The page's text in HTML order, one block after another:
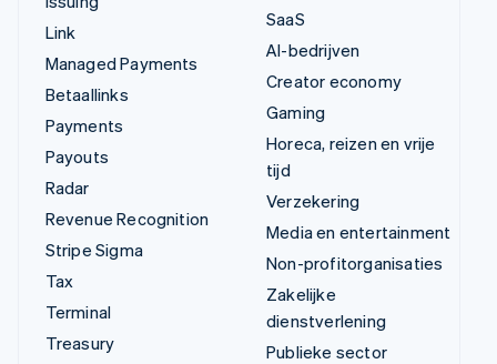
Link
Managed Payments
Betaallinks
Payments
Payouts
Radar
Revenue Recognition
Stripe Sigma
Tax
Terminal
Treasury
SaaS
AI-bedrijven
Creator economy
Gaming
Horeca, reizen en vrije
tijd
Verzekering
Media en entertainment
Non-profitorganisaties
Zakelijke
dienstverlening
Publieke sector